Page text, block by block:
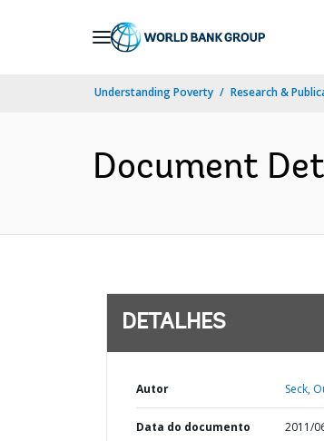
Understanding Poverty Research &
Document
DETALHES
Autor Seck,
Data do documento 2011/